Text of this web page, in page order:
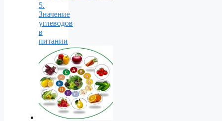
5.
Значение
углеводов
в
питании